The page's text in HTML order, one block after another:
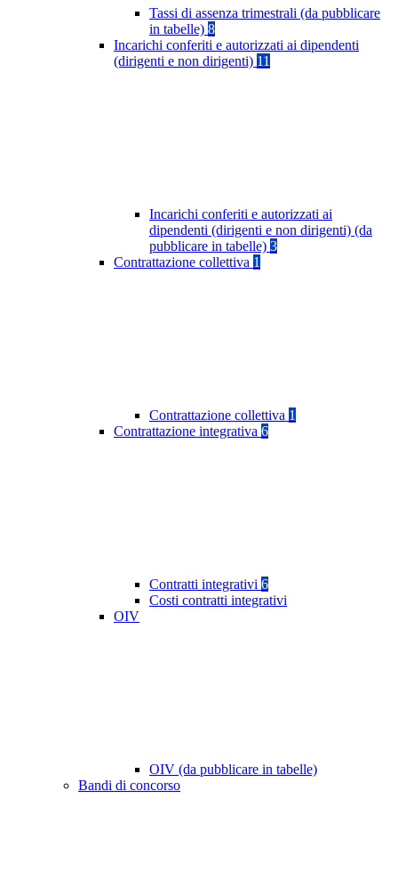
Tassi di assenza trimestrali (da pubblicare
in tabelle) 8
Incarichi conferiti e autorizzati ai dipendenti
(dirigenti e non dirigenti) 11
Incarichi conferiti e autorizzati ai
dipendenti (dirigenti e non dirigenti) (da
pubblicare in tabelle) 3
Contrattazione collettiva 1
Contrattazione collettiva 1
Contrattazione integrativa 6
Contratti integrativi 6
Costi contratti integrativi
OIV
OIV (da pubblicare in tabelle)
Bandi di concorso